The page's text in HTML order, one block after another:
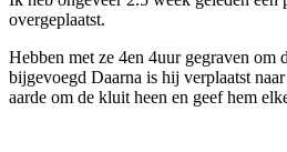
overgeplaatst.
Hebben met ze 4en 4uur gegraven om
bijgevoegd Daarna is hij verplaatst
aarde om de kluit heen en geef hem